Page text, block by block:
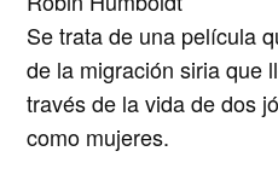
Se trata de una película
de la migración siria que
través de la vida de dos
como mujeres.